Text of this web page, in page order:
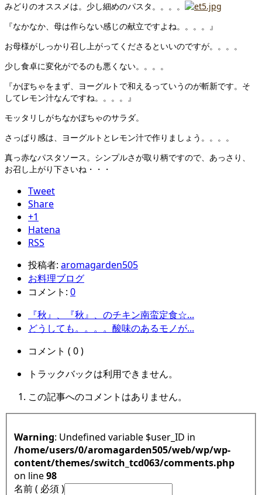
みどりのオススメは。少し細めのパスタ。。。。
『なかなか、母は作らない感じの献立ですよね。。。。』
お母様がしっかり召し上がってくださるといいのですが。。。。
少し食卓に変化がでるのも悪くない。。。。
『かぼちゃをまず、ヨーグルトで和えるっていうのが斬新です。そ
してレモン汁なんですね。。。。』
モッタリしがちなかぼちゃのサラダ。
さっぱり感は、ヨーグルトとレモン汁で作りましょう。。。。
真っ赤なパスタソース。シンプルさが取り柄ですので、あっさり、
お召し上がり下さいね・・・
Tweet
Share
+1
Hatena
RSS
投稿者: aromagarden505
お料理ブログ
コメント: 0
『秋』、『秋』、のチキン南蛮定食☆...
どうしても。。。。酸味のあるモノが...
コメント ( 0 )
トラックバックは利用できません。
この記事へのコメントはありません。
Warning : Undefined variable $user_ID in
/home/users/0/aromagarden505/web/wp/wp-
content/themes/switch_tcd063/comments.php
on line98
名前 ( 必須 )